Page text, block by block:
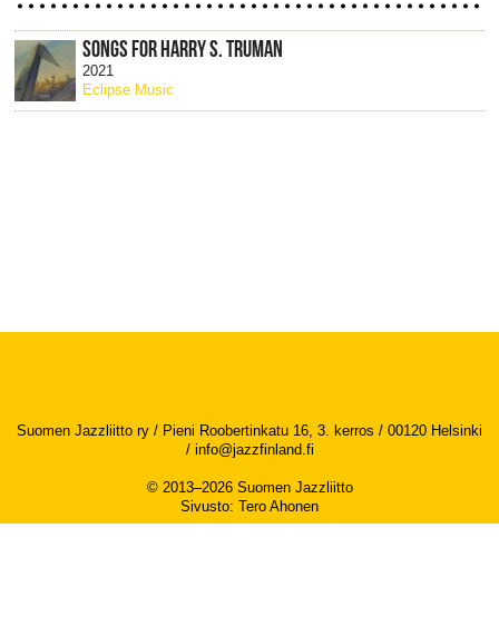
SONGS FOR HARRY S. TRUMAN
2021
Eclipse Music
Suomen Jazzliitto ry / Pieni Roobertinkatu 16, 3. kerros / 00120 Helsinki
/ info@jazzfinland.fi
© 2013–2026 Suomen Jazzliitto
Sivusto: Tero Ahonen